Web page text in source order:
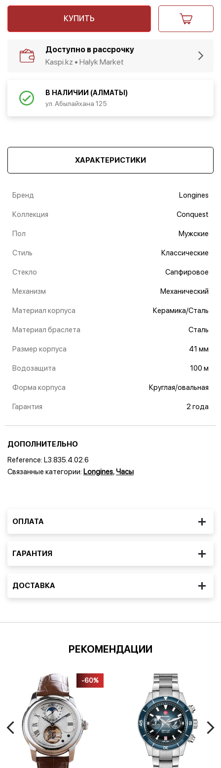
КУПИТЬ
Доступно в рассрочку
Kaspi.kz • Halyk Market
В НАЛИЧИИ (АЛМАТЫ)
ул. Абылайхана 125
ХАРАКТЕРИСТИКИ
Бренд Longines
Коллекция Conquest
Пол Мужские
Стиль Классические
Стекло Сапфировое
Механизм Механический
Материал корпуса Керамика/Сталь
Материал браслета Сталь
Размер корпуса 41 мм
Водозащита 100 м
Форма корпуса Круглая/овальная
Гарантия 2 года
ДОПОЛНИТЕЛЬНО
Reference: L3.835.4.02.6
Связанные категории: Longines,Часы
ОПЛАТА
ГАРАНТИЯ
ДОСТАВКА
РЕКОМЕНДАЦИИ
-60%